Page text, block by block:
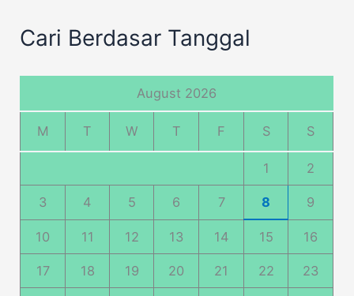
Cari Berdasar Tanggal
August 2026
M T W T F S S
1 2
3 4 5 6 7 8 9
10 11 12 13 14 15 16
17 18 19 20 21 22 23